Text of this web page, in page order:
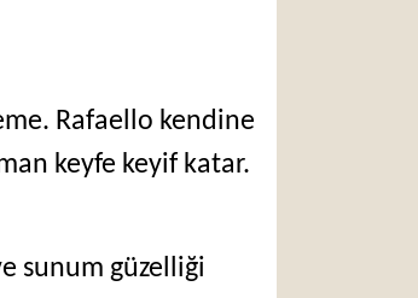
Rafaello kendine
keyfe keyif katar.
sunum güzelliği